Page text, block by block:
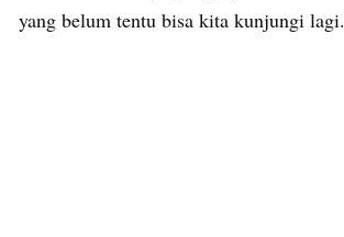
yang belum tentu bisa kita kunjungi lagi.